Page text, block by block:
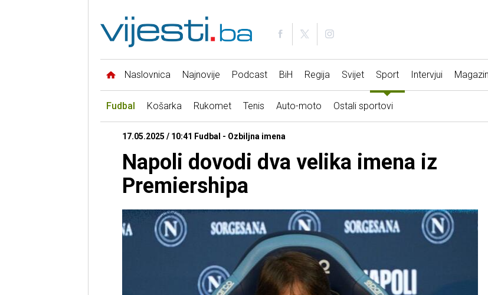
Naslovnica Najnovije Podcast BiH Regija Svijet Sport Intervjui Magazin
Fudbal Košarka Rukomet Tenis Auto-moto Ostali sportovi
17.05.2025 / 10:41 Fudbal - Ozbiljna imena
Napoli dovodi dva velika imena iz
Premiershipa